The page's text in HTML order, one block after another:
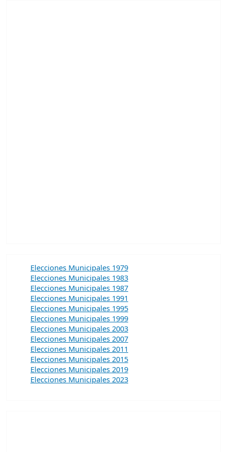
Elecciones Municipales 1979
Elecciones Municipales 1983
Elecciones Municipales 1987
Elecciones Municipales 1991
Elecciones Municipales 1995
Elecciones Municipales 1999
Elecciones Municipales 2003
Elecciones Municipales 2007
Elecciones Municipales 2011
Elecciones Municipales 2015
Elecciones Municipales 2019
Elecciones Municipales 2023